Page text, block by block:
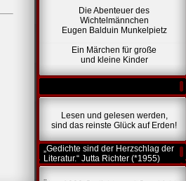
Die Abenteuer des
Wichtelmännchen
Eugen Balduin Munkelpietz
Ein Märchen für große
und kleine Kinder
Lesen und gelesen werden,
sind das reinste Glück auf Erden!
„Gedichte sind der Herzschlag der
Literatur.“ Jutta Richter (*1955)